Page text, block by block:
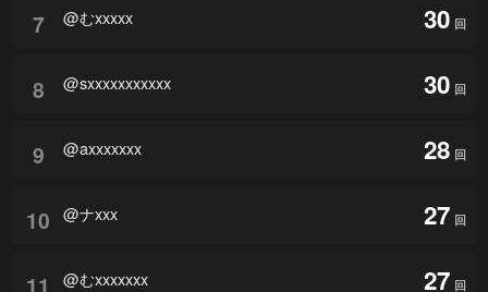
7 @むxxxxx 30 回
8 @sxxxxxxxxxxx 30 回
9 @axxxxxxx 28 回
10 @ナxxx 27 回
11 @むxxxxxxx 27 回